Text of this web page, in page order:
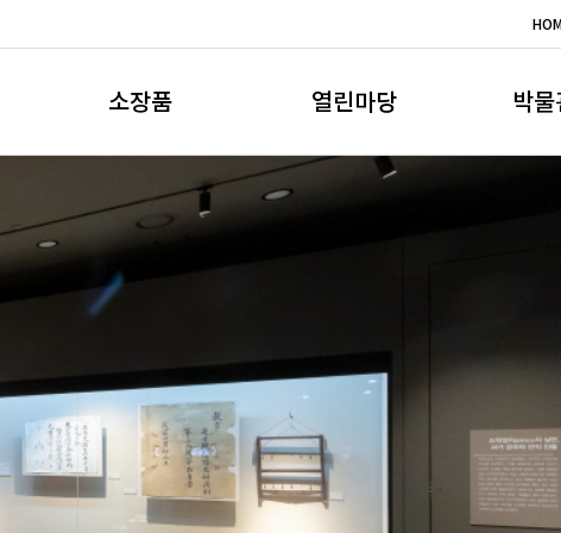
소장품 열린마당 박